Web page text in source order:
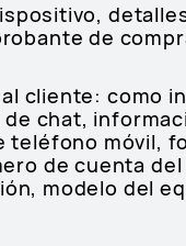
de
cliente: como
chat,
móvil,
de cuenta
modelo del